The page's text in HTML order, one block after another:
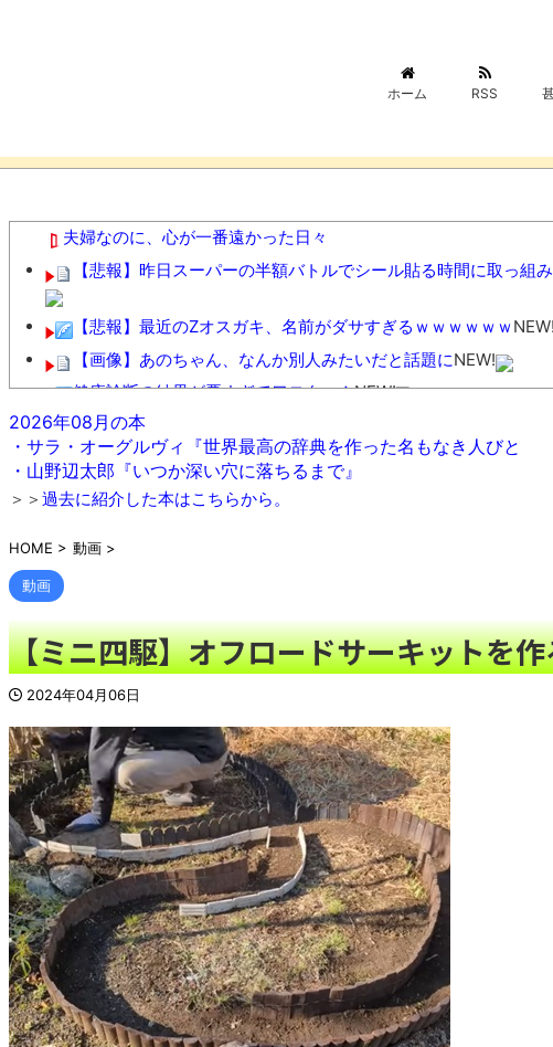
ホーム RSS
夫婦なのに、心が一番遠かった日々
【悲報】昨日スーパーの半額バトルでシール貼る時間に取っ組
【悲報】最近のZオスガキ、名前がダサすぎるｗｗｗｗｗｗNEW!
【画像】あのちゃん、なんか別人みたいだと話題にNEW!
健康診断の結果が悪すぎてワロタァ！NEW!
【悲報】 週刊少年ジャンプさん、最大発行部数653万部から急
「何者にもなれなかった結果、○○するのは本当にやめた方が
に突き刺さってしまう NEW!
セクシー女優さん、熊本地震に300万寄付 → 炎上ｗｗｗｗｗ
【悲報】週刊少年ジャンプ、史上初の100万部割れ 全盛期
NEW!
特定外来カミキリムシに1匹300円の賞金をかけた高崎市、初日
共産党「日本共産党は中抜きしません！安心して災害救援募金を
【画像】日本さん、避難所が各国と比べて優秀過ぎると話題に
50歳になりましたNEW!
08/06NEWS!! 「トリプル台風」発生！新たな台風は日本に近
ゃん」さん、配信中に自殺かとか 元ジャンポケ・斉藤慎二被告に
憶』発売にファン感涙とか
NEW!
【話題】河内長野市で警官が包丁男に発砲したシーンのモザ無し
YouTubeの広告に流れてきた“冷凍庫の霜取りスプレー”が詐欺
【06日の新刊】「妹は知っている 8」「ヤニねこ 13」「平成
凡庸な悪
ロープと滑車と犬マスクでエクストリーム変身。
2026年08月の本
・サラ・オーグルヴィ『世界最高の辞典を作った名もなき人びと
・山野辺太郎『いつか深い穴に落ちるまで』
＞＞ 過去に紹介した本はこちらから。
HOME > 動画 >
動画
【ミニ四駆】オフロードサーキットを
2024年04月06日